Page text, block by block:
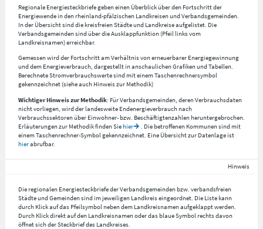
Regionale Energiesteckbriefe geben einen Überblick über den Fortschritt der
Energiewende in den rheinland-pfälzischen Landkreisen und Verbandsgemeinden.
In der Übersicht sind die kreisfreien Städte und Landkreise aufgelistet. Die
Verbandsgemeinden sind über die Ausklappfunktion (Pfeil links vom
Landkreisnamen) erreichbar.
Gemessen wird der Fortschritt am Verhältnis von erneuerbarer Energiegewinnung
und dem Energieverbrauch, dargestellt in anschaulichen Grafiken und Tabellen.
Berechnete Stromverbrauchswerte sind mit einem Taschenrechnersymbol
gekennzeichnet (siehe auch Hinweis zur Methodik)
Wichtiger Hinweis zur Methodik: Für Verbandsgemeinden, deren Verbrauchsdaten
nicht vorliegen, wird der landesweite Endenergieverbrauch nach
Verbrauchssektoren über Einwohner- bzw. Beschäftigtenzahlen heruntergebrochen.
Erläuterungen zur Methodik finden Siehier
. Die betroffenen Kommunen sind mit
einem Taschenrechner-Symbol gekennzeichnet. Eine Übersicht zur Datenlage ist
hierabrufbar.
Hinweis
Die regionalen Energiesteckbriefe der Verbandsgemeinden bzw. verbandsfreien
Städte und Gemeinden sind im jeweiligen Landkreis eingeordnet. Die Liste kann
durch Klick auf das Pfeilsymbol neben dem Landkreisnamen aufgeklappt werden.
Durch Klick direkt auf den Landkreisnamen oder das blaue Symbol rechts davon
öffnet sich der Steckbrief des Landkreises.